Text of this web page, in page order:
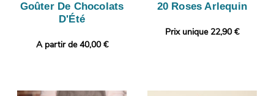
Goûter De Chocolats
D'Été
A partir de 40,00 €
20 Roses Arlequin
Prix unique 22,90 €